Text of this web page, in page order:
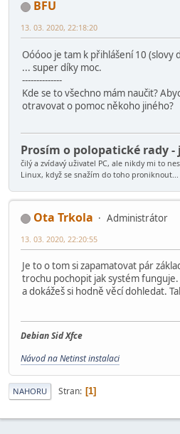
BFU
13. 03. 2020, 22:18:20
Oóóoo je tam k přihlášení 10
... super díky moc.
--------------
Kde se to všechno mám naučit?
otravovat o pomoc někoho jiného?
Prosím o polopatické rady -
čilý a zvídavý uživatel PC, ale nikdy mi to
Linux, když se snažím do toho proniknout...
Ota Trkola
Administrátor
13. 03. 2020, 22:20:55
Je to o tom si zapamatovat pár
trochu pochopit jak systém funguje.
a dokážeš si hodně věcí dohledat.
Debian Sid Xfce
Návod na Netinst instalaci
NAHORU Stran 1